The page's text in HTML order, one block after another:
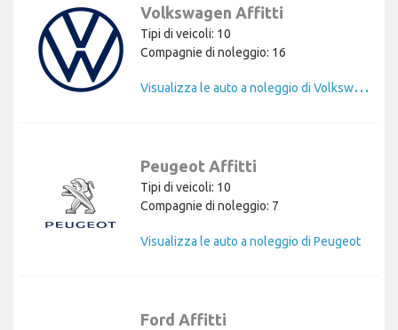
Volkswagen Affitti
Tipi di veicoli: 10
Compagnie di noleggio: 16
V
isualizza le auto a noleggio di Volkswagen
Peugeot Affitti
Tipi di veicoli: 10
Compagnie di noleggio: 7
Visualizza le auto a noleggio di Peugeot
Ford Affitti